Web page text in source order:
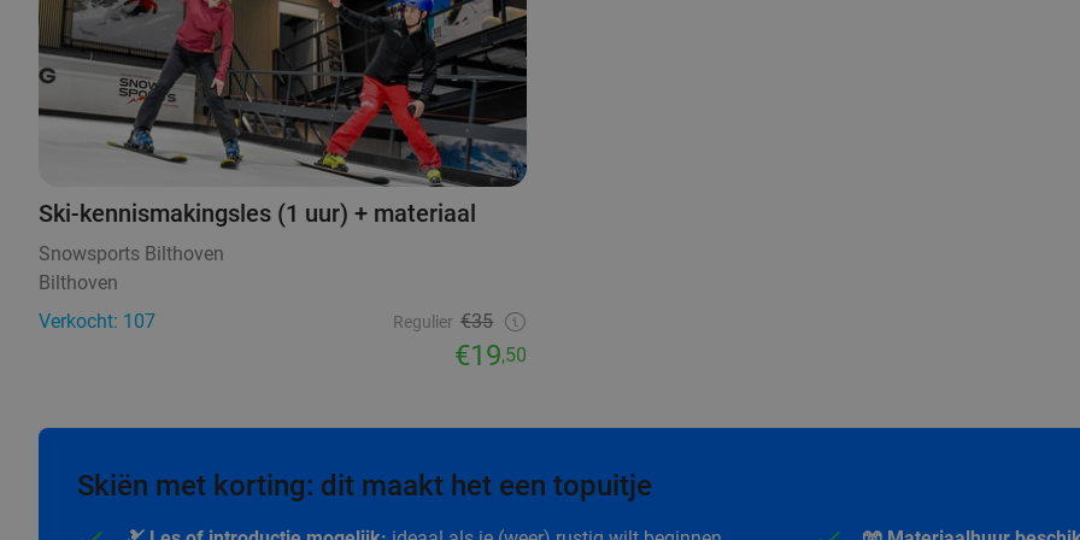
Ski-kennismakingsles (1 uur) + materiaal
Snowsports Bilthoven
Bilthoven
Verkocht: 107
Regulier €35
€19,50
Skiën met korting: dit maakt het een topuitje